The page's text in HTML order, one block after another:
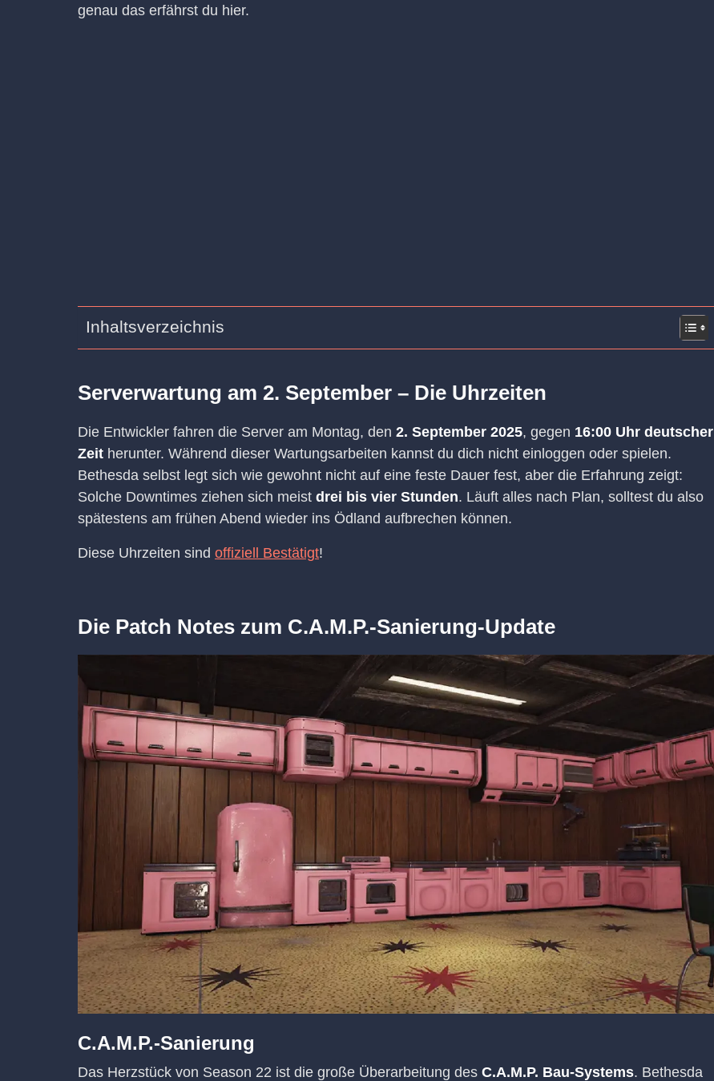
genau das erfährst du hier.
Inhaltsverzeichnis
Serverwartung am 2. September – Die Uhrzeiten
Die Entwickler fahren die Server am Montag, den 2. September 2025, gegen 16:00 Uhr deutscher
Zeit herunter. Während dieser Wartungsarbeiten kannst du dich nicht einloggen oder spielen.
Bethesda selbst legt sich wie gewohnt nicht auf eine feste Dauer fest, aber die Erfahrung zeigt:
Solche Downtimes ziehen sich meist drei bis vier Stunden. Läuft alles nach Plan, solltest du also
spätestens am frühen Abend wieder ins Ödland aufbrechen können.
Diese Uhrzeiten sind offiziell Bestätigt!
Die Patch Notes zum C.A.M.P.-Sanierung-Update
C.A.M.P.-Sanierung
Das Herzstück von Season 22 ist die große Überarbeitung des C.A.M.P. Bau-Systems. Bethesda